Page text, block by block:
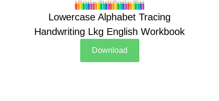
Lowercase Alphabet Tracing
Handwriting Lkg English Workbook
Download